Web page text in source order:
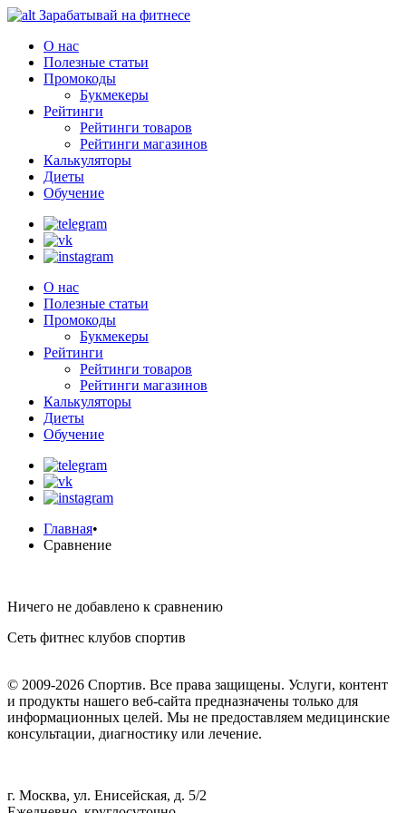
Зарабатывай на фитнесе
О нас
Полезные статьи
Промокоды
Букмекеры
Рейтинги
Рейтинги товаров
Рейтинги магазинов
Калькуляторы
Диеты
Обучение
О нас
Полезные статьи
Промокоды
Букмекеры
Рейтинги
Рейтинги товаров
Рейтинги магазинов
Калькуляторы
Диеты
Обучение
Главная•
Сравнение
Ничего не добавлено к сравнению
Сеть фитнес клубов спортив
© 2009-2026 Спортив. Все права защищены. Услуги, контент
и продукты нашего веб-сайта предназначены только для
информационных целей. Мы не предоставляем медицинские
консультации, диагностику или лечение.
г. Москва, ул. Енисейская, д. 5/2